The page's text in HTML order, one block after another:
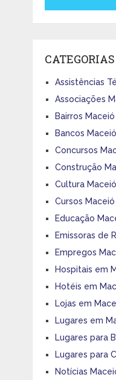
CATEGORIAS
Assistências
Associações
Bairros Maceió
Bancos Maceió
Concursos
Construção
Cultura Maceió
Cursos Maceió
Educação
Emissoras de
Empregos
Hospitais em
Hotéis em
Lojas em
Lugares em
Lugares para
Lugares para
Notícias